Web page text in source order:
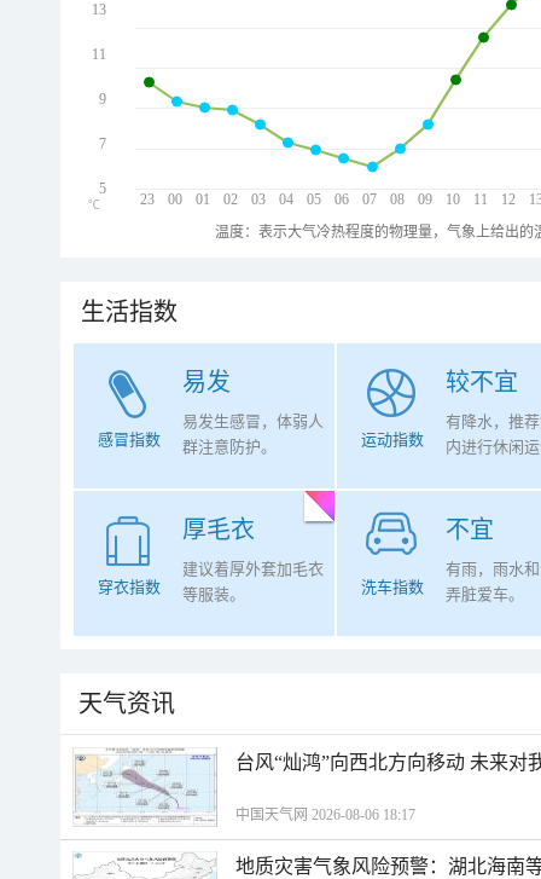
23 00 01 02 03 04 05 06 07 08 09 10 11 12
13
11
9
7
5
℃
温度：表示大气冷热程度的物理量，气象上给出
生活指数
易发
感冒指数
易发生感冒，体弱人
群注意防护。
较不宜
运动指数
有降水，推
内进行休闲
厚毛衣
穿衣指数
建议着厚外套加毛衣
等服装。
不宜
洗车指数
有雨，雨水
弄脏爱车。
天气资讯
台风“灿鸿”向西北方向移动 未来对
中国天气网 2026-08-06 18:17
地质灾害气象风险预警：湖北海南